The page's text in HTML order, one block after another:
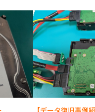
... 【データ復旧事例